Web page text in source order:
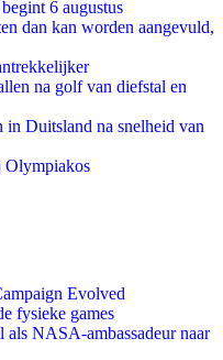
6 augustus
dan kan worden aangevuld,
na golf van diefstal en
in Duitsland na snelheid van
Evolved
fysieke games
NASA-ambassadeur naar